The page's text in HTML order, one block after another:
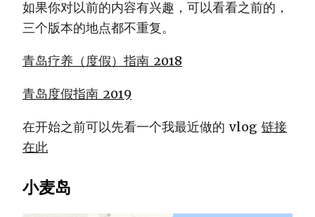
如果你对以前的内容有兴趣，可以看看之前的，
三个版本的地点都不重复。
青岛疗养（度假）指南 2018
青岛度假指南 2019
在开始之前可以先看一个我最近做的 vlog 链接
在此
小麦岛